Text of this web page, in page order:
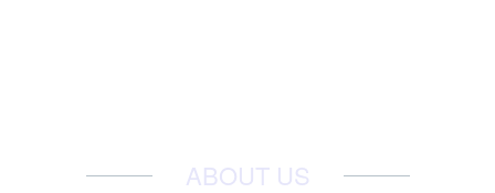
ABOUT US